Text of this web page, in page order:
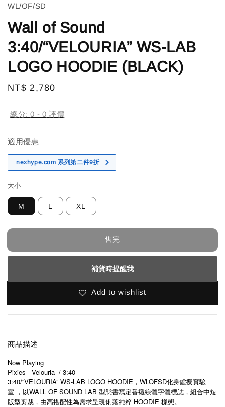
WL/OF/SD
Wall of Sound
3:40/“VELOURIA” WS-LAB
LOGO HOODIE (BLACK)
Regular
NT$ 2,780
總分:0 - 0 評價
適用優惠
nexhype.com 系列第二件9折
大小
M L XL
售完
補貨時提醒我
Add to wishlist
商品描述
Now Playing
Pixies - Velouria / 3:40
3:40/“VELOURIA” WS-LAB LOGO HOODIE ， WLOFSD化身虛擬實驗
室
，以WALL OF SOUND LAB 型態書寫定番襯線體字體標誌，組合中短
版型剪裁，由高搭配性為需求呈現俐落純粹 HOODIE 樣態。